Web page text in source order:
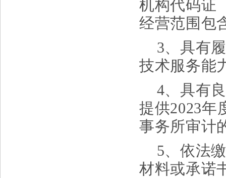
机构代码证
经营范围包
3、具有
技术服务能
4、具有
提供2023年
事务所审计
5、依法
材料或承诺